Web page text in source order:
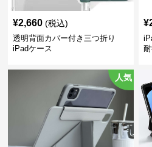
¥2,660 (税込)
透明背面カバー付き三つ折り
iPadケース
¥
人気